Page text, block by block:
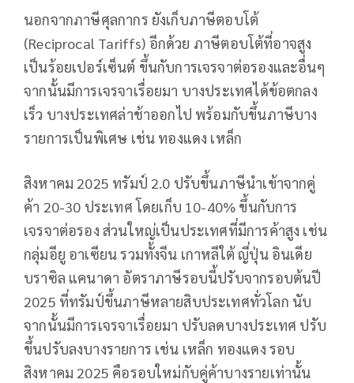
นอกจากภาษีศุลกากร ยังเก็บภาษีตอบโต้
(Reciprocal Tariffs) อีกด้วย ภาษีตอบโต้ที่อาจสูง
เป็นร้อยเปอร์เซ็นต์ ขึ้นกับการเจรจาต่อรองและอื่นๆ
จากนั้นมีการเจรจาเรื่อยมา บางประเทศได้ข้อตกลง
เร็ว บางประเทศล่าช้าออกไป พร้อมกับขึ้นภาษีบาง
รายการเป็นพิเศษ เช่น ทองแดง เหล็ก
สิงหาคม 2025 ทรัมป์ 2.0 ปรับขึ้นภาษีนำเข้าจากคู่
ค้า 20-30 ประเทศ โดยเก็บ 10-40% ขึ้นกับการ
เจรจาต่อรอง ส่วนใหญ่เป็นประเทศที่มีการค้าสูง เช่น
กลุ่มอียู อาเซียน รวมทั้งจีน เกาหลีใต้ ญี่ปุ่น อินเดีย
บราซิล แคนาดา อัตราภาษีรอบนี้ปรับจากรอบต้นปี
2025 ที่ทรัมป์ขึ้นภาษีหลายสิบประเทศทั่วโลก นับ
จากนั้นมีการเจรจาเรื่อยมา ปรับลดบางประเทศ ปรับ
ขึ้นปรับลงบางรายการ เช่น เหล็ก ทองแดง รอบ
สิงหาคม 2025 คือรอบใหม่กับคู่ค้าบางรายเท่านั้น